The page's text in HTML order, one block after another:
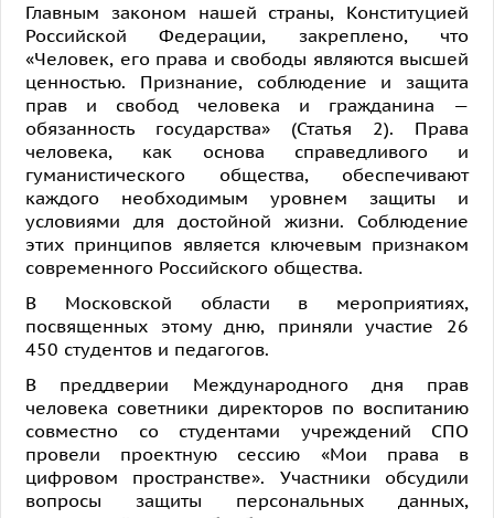
Главным законом нашей страны, Конституцией
Российской Федерации, закреплено, что
«Человек, его права и свободы являются высшей
ценностью. Признание, соблюдение и защита
прав и свобод человека и гражданина —
обязанность государства» (Статья 2). Права
человека, как основа справедливого и
гуманистического общества, обеспечивают
каждого необходимым уровнем защиты и
условиями для достойной жизни. Соблюдение
этих принципов является ключевым признаком
современного Российского общества.
В Московской области в мероприятиях,
посвященных этому дню, приняли участие 26
450 студентов и педагогов.
В преддверии Международного дня прав
человека советники директоров по воспитанию
совместно со студентами учреждений СПО
провели проектную сессию «Мои права в
цифровом пространстве». Участники обсудили
вопросы защиты персональных данных,